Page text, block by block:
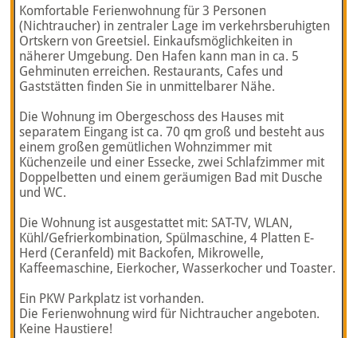
Komfortable Ferienwohnung für 3 Personen
(Nichtraucher) in zentraler Lage im verkehrsberuhigten
Ortskern von Greetsiel. Einkaufsmöglichkeiten in
näherer Umgebung. Den Hafen kann man in ca. 5
Gehminuten erreichen. Restaurants, Cafes und
Gaststätten finden Sie in unmittelbarer Nähe.
Die Wohnung im Obergeschoss des Hauses mit
separatem Eingang ist ca. 70 qm groß und besteht aus
einem großen gemütlichen Wohnzimmer mit
Küchenzeile und einer Essecke, zwei Schlafzimmer mit
Doppelbetten und einem geräumigen Bad mit Dusche
und WC.
Die Wohnung ist ausgestattet mit: SAT-TV, WLAN,
Kühl/Gefrierkombination, Spülmaschine, 4 Platten E-
Herd (Ceranfeld) mit Backofen, Mikrowelle,
Kaffeemaschine, Eierkocher, Wasserkocher und Toaster.
Ein PKW Parkplatz ist vorhanden.
Die Ferienwohnung wird für Nichtraucher angeboten.
Keine Haustiere!